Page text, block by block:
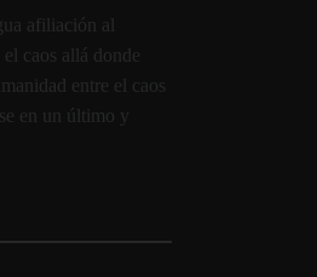
afiliación al
caos allá donde
entre el caos
en un último y